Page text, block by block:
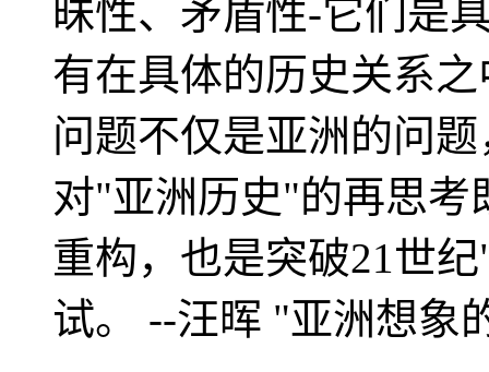
昧性、矛盾性-它们是
有在具体的历史关系
问题不仅是亚洲的问
对"亚洲历史"的再思考
重构，也是突破21世
试。 --汪晖 "亚洲想象